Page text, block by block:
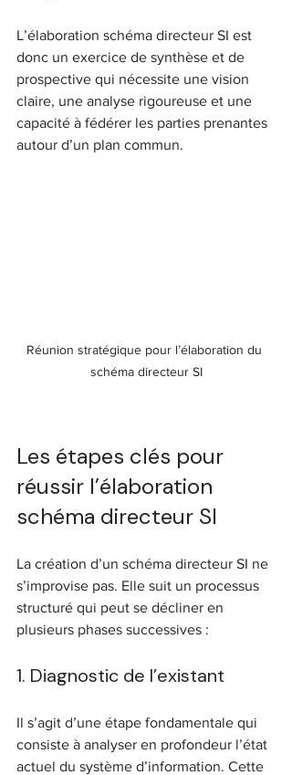
L’élaboration schéma directeur SI est
donc un exercice de synthèse et de
prospective qui nécessite une vision
claire, une analyse rigoureuse et une
capacité à fédérer les parties prenantes
autour d’un plan commun.
Réunion stratégique pour l’élaboration du
schéma directeur SI
Les étapes clés pour
réussir l’élaboration
schéma directeur SI
La création d’un schéma directeur SI ne
s’improvise pas. Elle suit un processus
structuré qui peut se décliner en
plusieurs phases successives :
1. Diagnostic de l’existant
Il s’agit d’une étape fondamentale qui
consiste à analyser en profondeur l’état
actuel du système d’information. Cette